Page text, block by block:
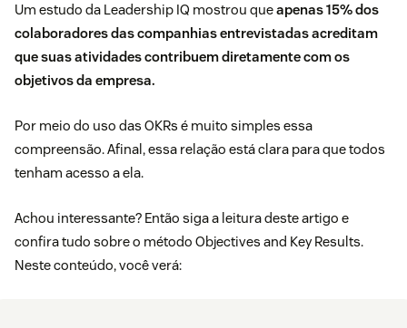
Um estudo da Leadership IQ mostrou queapenas 15% dos
colaboradores das companhias entrevistadas acreditam
que suas atividades contribuem diretamente com os
objetivos da empresa.
Por meio do uso das OKRs é muito simples essa
compreensão. Afinal, essa relação está clara para que todos
tenham acesso a ela.
Achou interessante? Então siga a leitura deste artigo e
confira tudo sobre o método Objectives and Key Results.
Neste conteúdo, você verá: